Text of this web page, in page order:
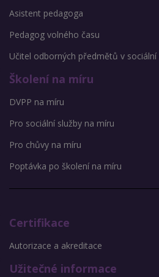
Asistent pedagoga
Pedagog volného času
Učitel odborných předmětů v sociální
Školení na míru
DVPP na míru
Pro sociální služby na míru
Pro chůvy na míru
Poptávka po školení na míru
Certifikace
Autorizace a akreditace
Užitečné informace